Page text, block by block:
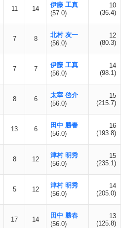
11 14
伊藤 工真
(57.0)
10
(36.4)
7 8
北村 友一
(56.0)
12
(80.3)
7 7
伊藤 工真
(56.0)
14
(98.1)
8 6
太宰 啓介
(56.0)
15
(215.7)
13 6
田中 勝春
(56.0)
16
(193.8)
8 12
津村 明秀
(56.0)
15
(235.1)
5 12
津村 明秀
(56.0)
14
(205.0)
17 14
田中 勝春
(56.0)
13
(125.8)